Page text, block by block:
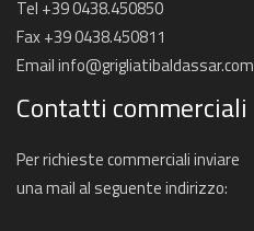
Tel +39 0438.450850
Fax +39 0438.450811
Emailinfo@grigliatibaldassar.com
Contatti commerciali
Per richieste commerciali inviare
una mail al seguente indirizzo: